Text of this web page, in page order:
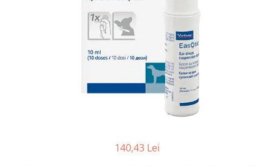
Afecțiuni neurologice
Afecțiuni oncologice
Afecțiuni renale și urinare
Afecțiuni neurologice
Afecțiuni oncologice
Afecțiuni respiratorii
140,43 Lei